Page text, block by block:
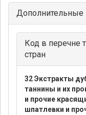
Дополнительные
Код в перечне
стран
32 Экстракты
таннины и их
и прочие
шпатлевки и